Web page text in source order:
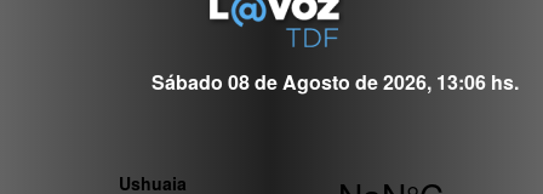
Sábado 08 de Agosto de 2026, 13:06 hs.